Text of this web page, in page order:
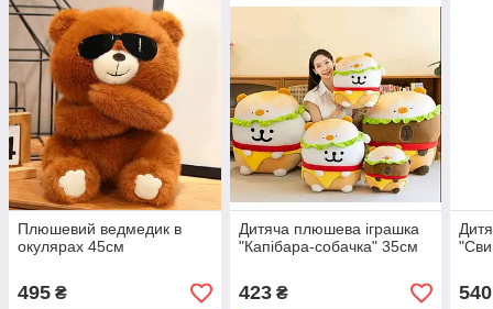
Плюшевий ведмедик в
окулярах 45см
495 ₴
Дитяча плюшева іграшка
"Капібара-собачка" 35см
423₴ 540